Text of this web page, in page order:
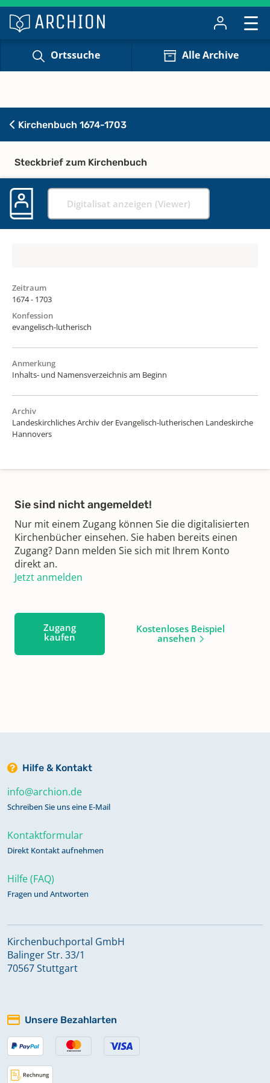
Ortssuche Alle Archive
Kirchenbuch 1674-1703
Steckbrief zum Kirchenbuch
Digitalisat anzeigen (Viewer)
Zeitraum
1674 - 1703
Konfession
evangelisch-lutherisch
Anmerkung
Inhalts- und Namensverzeichnis am Beginn
Archiv
Landeskirchliches Archiv der Evangelisch-lutherischen Landeskirche
Hannovers
Sie sind nicht angemeldet!
Nur mit einem Zugang können Sie die digitalisierten
Kirchenbücher einsehen. Sie haben bereits einen
Zugang? Dann melden Sie sich mit Ihrem Konto
direkt an.
Jetzt anmelden
Zugang
kaufen
Kostenloses Beispiel
ansehen
Hilfe & Kontakt
info@archion.de
Schreiben Sie uns eine E-Mail
Kontaktformular
Direkt Kontakt aufnehmen
Hilfe (FAQ)
Fragen und Antworten
Kirchenbuchportal GmbH
Balinger Str. 33/1
70567 Stuttgart
Unsere Bezahlarten